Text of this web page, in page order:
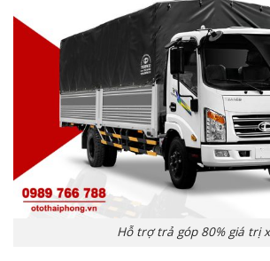
Hỗ trợ trả góp 80% giá trị